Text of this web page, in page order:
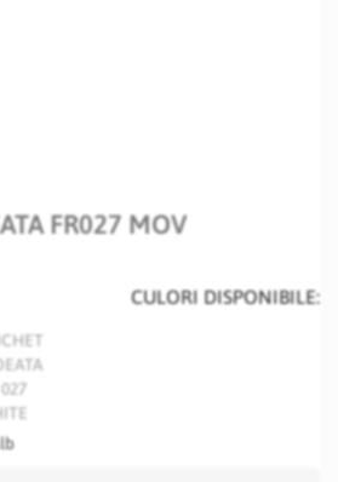
FR027 MOV
CULORI DISPONIBILE: